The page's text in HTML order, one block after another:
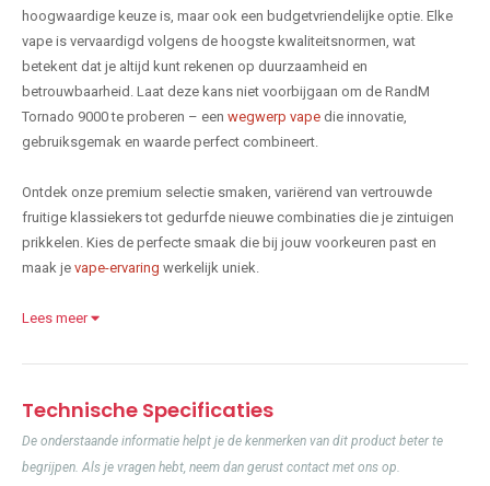
hoogwaardige keuze is, maar ook een budgetvriendelijke optie. Elke
vape is vervaardigd volgens de hoogste kwaliteitsnormen, wat
betekent dat je altijd kunt rekenen op duurzaamheid en
betrouwbaarheid. Laat deze kans niet voorbijgaan om de RandM
Tornado 9000 te proberen – een wegwerp vape die innovatie,
gebruiksgemak en waarde perfect combineert.
Ontdek onze premium selectie smaken, variërend van vertrouwde
fruitige klassiekers tot gedurfde nieuwe combinaties die je zintuigen
prikkelen. Kies de perfecte smaak die bij jouw voorkeuren past en
maak je vape-ervaring werkelijk uniek.
Lees meer
Technische Specificaties
De onderstaande informatie helpt je de kenmerken van dit product beter te
begrijpen. Als je vragen hebt, neem dan gerust contact met ons op.